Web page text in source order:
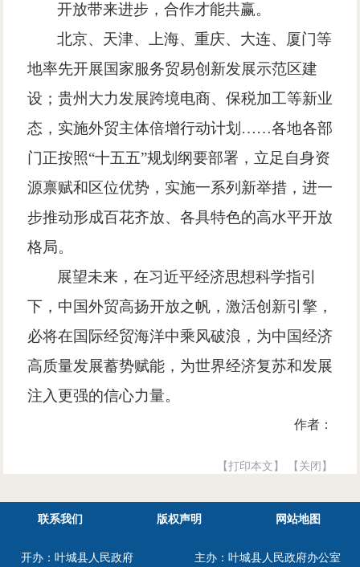
开放带来进步，合作才能共赢。
北京、天津、上海、重庆、大连、厦门等
地率先开展国家服务贸易创新发展示范区建
设；贵州大力发展跨境电商、保税加工等新业
态，实施外贸主体倍增行动计划 ……各地各部
门正按照“十五五”规划纲要部署，立足自身资
源禀赋和区位优势，实施一系列新举措，进一
步推动形成百花齐放、各具特色的高水平开放
格局。
展望未来，在习近平经济思想科学指引
下，中国外贸高扬开放之帆，激活创新引擎，
必将在国际经贸海洋中乘风破浪，为中国经济
高质量发展蓄势赋能，为世界经济复苏和发展
注入更强的信心力量。
作者：
【打印本文】 【关闭】
联系我们 版权声明 网站地图
开办：叶城县人民政府 主办：叶城县人民政府办公室